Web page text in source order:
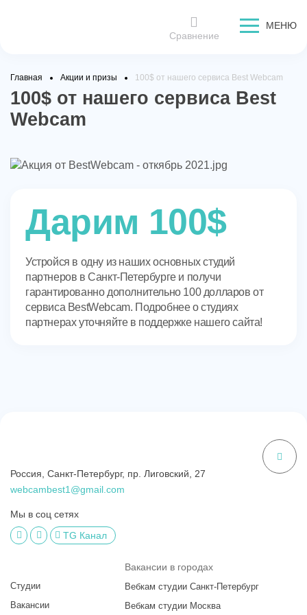
МЕНЮ
Сравнение
Главная Акции и призы 100$ от нашего сервиса Best Webcam
100$ от нашего сервиса Best
Webcam
Дарим 100$
Устройся в одну из наших основных студий
партнеров в Санкт-Петербурге и получи
гарантированно дополнительно 100 долларов от
сервиса BestWebcam. Подробнее о студиях
партнерах уточняйте в поддержке нашего сайта!
Россия, Санкт-Петербург, пр. Лиговский, 27
webcambest1@gmail.com
Мы в соц сетях
TG Канал
Студии
Вакансии
Вакансии в городах
Вебкам студии Санкт-Петербург
Вебкам студии Москва